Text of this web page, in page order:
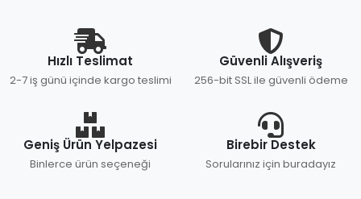
Hızlı Teslimat
2-7 iş günü içinde kargo teslimi
Güvenli Alışveriş
256-bit SSL ile güvenli ödeme
Geniş Ürün Yelpazesi
Binlerce ürün seçeneği
Birebir Destek
Sorularınız için buradayız